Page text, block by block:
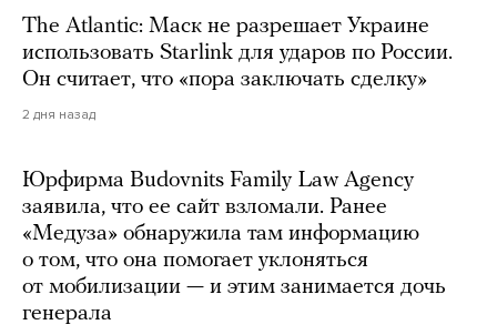
The Atlantic: Маск не разрешает Украине
использовать Starlink для ударов по России.
Он считает, что «пора заключать сделку»
2 дня назад
Юрфирма Budovnits Family Law Agency
заявила, что ее сайт взломали. Ранее
«Медуза» обнаружила там информацию
о том, что она помогает уклоняться
от мобилизации — и этим занимается дочь
генерала